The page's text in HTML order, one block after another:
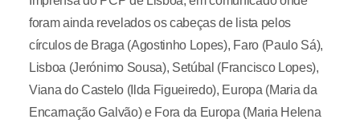
foram ainda revelados os cabeças de lista pelos
círculos de Braga (Agostinho Lopes), Faro (Paulo Sá),
Lisboa (Jerónimo Sousa), Setúbal (Francisco Lopes),
Viana do Castelo (Ilda Figueiredo), Europa (Maria da
Encarnação Galvão) e Fora da Europa (Maria Helena